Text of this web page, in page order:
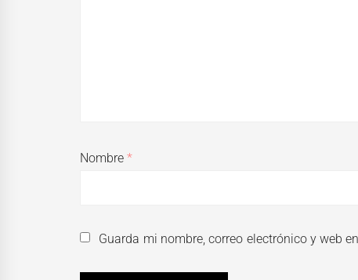
Nombre*
Guarda mi nombre, correo electrónico y web